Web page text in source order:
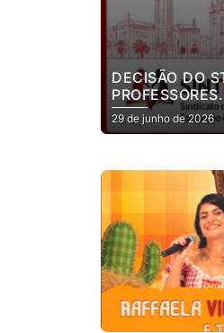
DECISÃO DO
PROFESSORES.
29 de junho de 2026